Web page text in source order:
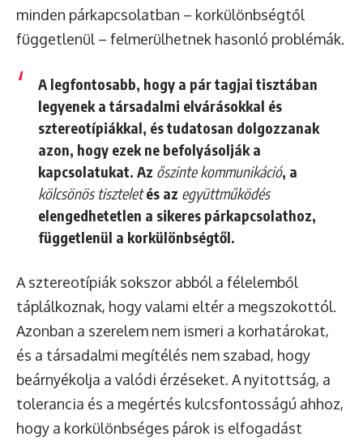
minden párkapcsolatban – korkülönbségtől
függetlenül – felmerülhetnek hasonló problémák.
A legfontosabb, hogy a pár tagjai tisztában
legyenek a társadalmi elvárásokkal és
sztereotípiákkal, és tudatosan dolgozzanak
azon, hogy ezek ne befolyásolják a
kapcsolatukat. Az őszinte kommunikáció, a
kölcsönös tiszteletés az együttműködés
elengedhetetlen a sikeres párkapcsolathoz,
függetlenül a korkülönbségtől.
A sztereotípiák sokszor abból a félelemből
táplálkoznak, hogy valami eltér a megszokottól.
Azonban a szerelem nem ismeri a korhatárokat,
és a társadalmi megítélés nem szabad, hogy
beárnyékolja a valódi érzéseket. A nyitottság, a
tolerancia és a megértés kulcsfontosságú ahhoz,
hogy a korkülönbséges párok is elfogadást